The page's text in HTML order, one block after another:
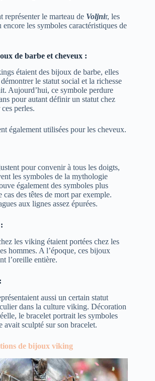
représenter le marteau de Voljnir, les
encore les symboles caractéristiques de
de barbe et cheveux :
étaient des bijoux de barbe, elles
le statut social et la richesse
Aujourd’hui, ce symbole perdure
pour autant définir un statut chez
perles.
également utilisées pour les cheveux.
pour convenir à tous les doigts,
les symboles de la mythologie
également des symboles plus
cas des têtes de mort par exemple.
aux lignes assez épurées.
les viking étaient portées chez les
hommes. A l’époque, ces bijoux
l’oreille entière.
aussi un certain statut
dans la culture viking. Décoration
le bracelet portrait les symboles
sculpté sur son bracelet.
de bijoux viking